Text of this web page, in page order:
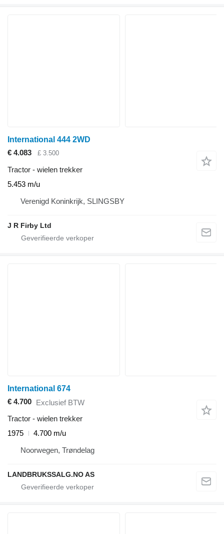
International 444 2WD
€ 4.083
£ 3.500
Tractor - wielen trekker
5.453 m/u
Verenigd Koninkrijk, SLINGSBY
J R Firby Ltd
International 674
€ 4.700 Exclusief BTW
Tractor - wielen trekker
1975
4.700 m/u
Noorwegen, Trøndelag
LANDBRUKSSALG.NO AS